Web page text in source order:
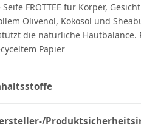
Seife FROTTEE für Körper,
Olivenöl, Kokosöl und
die natürliche Hautbalance.
Papier